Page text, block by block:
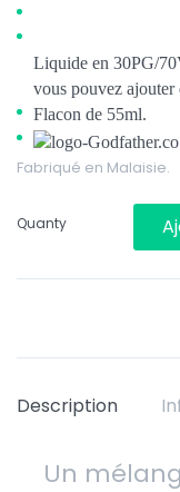
Liquide en 30PG/
vous pouvez ajouter
Flacon de 55ml.
Fabriqué en Malaisie.
Quanty
Description
Un